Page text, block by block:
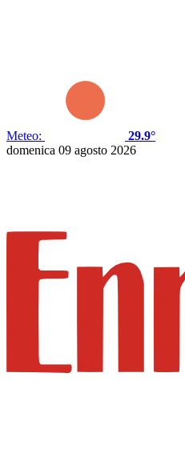
Meteo:
29.9°
domenica 09 agosto 2026